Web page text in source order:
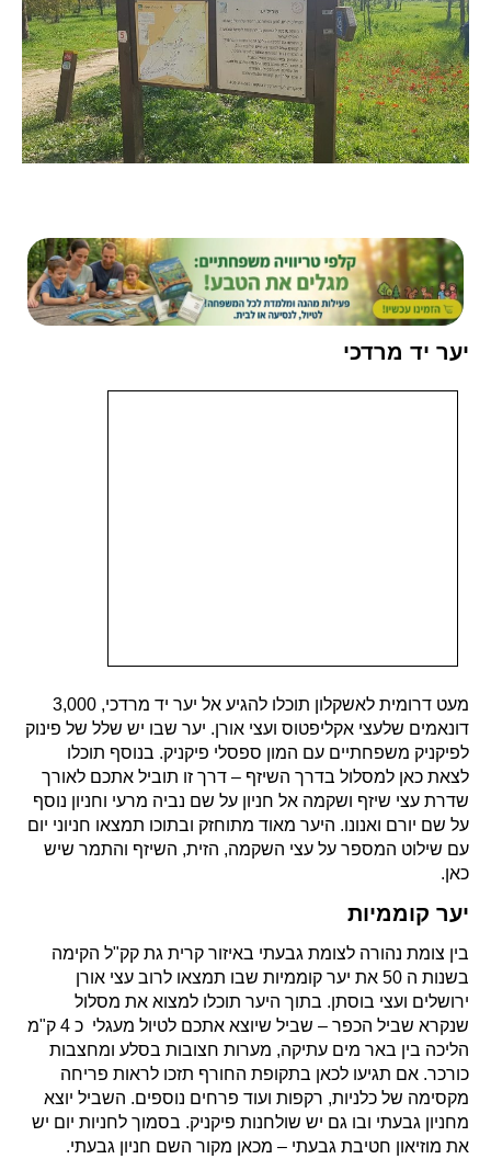
יער יד מרדכי
מעט דרומית לאשקלון תוכלו להגיע אל יער יד מרדכי, 3,000
דונאמים שלעצי אקליפטוס ועצי אורן. יער שבו יש שלל של פינוק
לפיקניק משפחתיים עם המון ספסלי פיקניק. בנוסף תוכלו
לצאת כאן למסלול בדרך השיזף – דרך זו תוביל אתכם לאורך
שדרת עצי שיזף ושקמה אל חניון על שם נביה מרעי וחניון נוסף
על שם יורם ואנונו. היער מאוד מתוחזק ובתוכו תמצאו חניוני יום
עם שילוט המספר על עצי השקמה, הזית, השיזף והתמר שיש
כאן.
יער קוממיות
בין צומת נהורה לצומת גבעתי באיזור קרית גת קק"ל הקימה
בשנות ה 50 את יער קוממיות שבו תמצאו לרוב עצי אורן
ירושלים ועצי בוסתן. בתוך היער תוכלו למצוא את מסלול
שנקרא שביל הכפר – שביל שיוצא אתכם לטיול מעגלי כ 4 ק"מ
הליכה בין באר מים עתיקה, מערות חצובות בסלע ומחצבות
כורכר. אם תגיעו לכאן בתקופת החורף תזכו לראות פריחה
מקסימה של כלניות, רקפות ועוד פרחים נוספים. השביל יוצא
מחניון גבעתי ובו גם יש שולחנות פיקניק. בסמוך לחניות יום יש
את מוזיאון חטיבת גבעתי – מכאן מקור השם חניון גבעתי.